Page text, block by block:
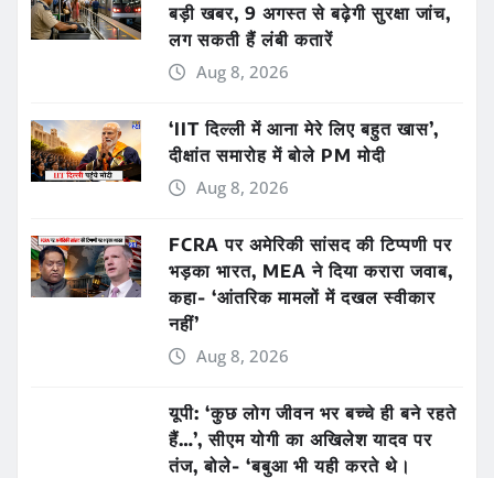
बड़ी खबर, 9 अगस्त से बढ़ेगी सुरक्षा जांच,
लग सकती हैं लंबी कतारें
Aug 8, 2026
‘IIT दिल्ली में आना मेरे लिए बहुत खास’,
दीक्षांत समारोह में बोले PM मोदी
Aug 8, 2026
FCRA पर अमेरिकी सांसद की टिप्पणी पर
भड़का भारत, MEA ने दिया करारा जवाब,
कहा- ‘आंतरिक मामलों में दखल स्वीकार
नहीं’
Aug 8, 2026
यूपी: ‘कुछ लोग जीवन भर बच्चे ही बने रहते
हैं…’, सीएम योगी का अखिलेश यादव पर
तंज, बोले- ‘बबुआ भी यही करते थे।